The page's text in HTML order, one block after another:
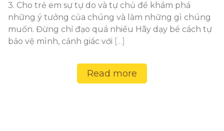
3. Cho trẻ em sự tự do và tự chủ để khám phá
những ý tưởng của chúng và làm những gì chúng
muốn. Đừng chỉ đạo quá nhiều Hãy dạy bé cách tự
bảo vệ mình, cảnh giác với […]
Read more